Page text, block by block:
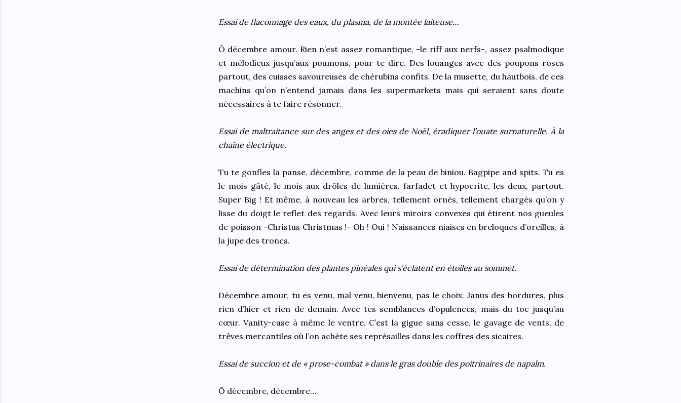
Essai de flaconnage des eaux, du plasma, de la montée laiteuse…
Ô décembre amour. Rien n’est assez romantique, -le riff aux nerfs-, assez psalmodique
et mélodieux jusqu’aux poumons, pour te dire. Des louanges avec des poupons roses
partout, des cuisses savoureuses de chérubins confits. De la musette, du hautbois, de ces
machins qu’on n’entend jamais dans les supermarkets mais qui seraient sans doute
nécessaires à te faire résonner.
Essai de maltraitance sur des anges et des oies de Noël, éradiquer l’ouate surnaturelle. À la
chaîne électrique.
Tu te gonfles la panse, décembre, comme de la peau de biniou. Bagpipe and spits. Tu es
le mois gâté, le mois aux drôles de lumières, farfadet et hypocrite, les deux, partout.
Super Big ! Et même, à nouveau les arbres, tellement ornés, tellement chargés qu’on y
lisse du doigt le reflet des regards. Avec leurs miroirs convexes qui étirent nos gueules
de poisson -Christus Christmas !- Oh ! Oui ! Naissances niaises en breloques d’oreilles, à
la jupe des troncs.
Essai de détermination des plantes pinéales qui s’éclatent en étoiles au sommet.
Décembre amour, tu es venu, mal venu, bienvenu, pas le choix. Janus des bordures, plus
rien d’hier et rien de demain. Avec tes semblances d’opulences, mais du toc jusqu’au
cœur. Vanity-case à même le ventre. C’est la gigue sans cesse, le gavage de vents, de
trêves mercantiles où l’on achète ses représailles dans les coffres des sicaires.
Essai de succion et de « prose-combat » dans le gras double des poitrinaires de napalm.
Ô décembre, décembre…